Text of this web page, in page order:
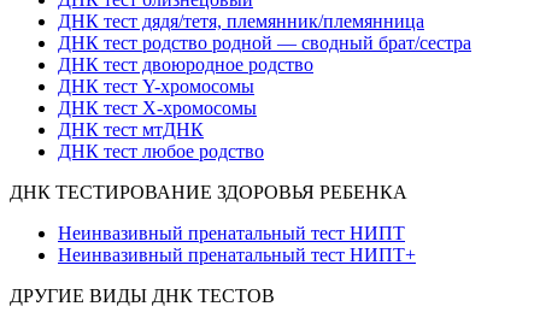
ДНК тест дядя/тетя, племянник/племянница
ДНК тест родство родной — сводный брат/сестра
ДНК тест двоюродное родство
ДНК тест Y-хромосомы
ДНК тест X-хромосомы
ДНК тест мтДНК
ДНК тест любое родство
ДНК ТЕСТИРОВАНИЕ ЗДОРОВЬЯ РЕБЕНКА
Неинвазивный пренатальный тест НИПТ
Неинвазивный пренатальный тест НИПТ+
ДРУГИЕ ВИДЫ ДНК ТЕСТОВ